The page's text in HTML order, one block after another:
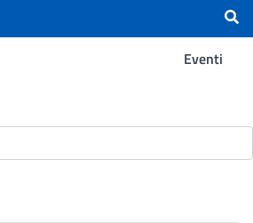
Eventi
Ricerca -